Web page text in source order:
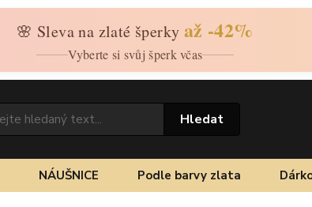
🌸 Sleva na zlaté šperky až -42%
Vyberte si svůj šperk včas
Hledat
NÁUŠNICE Podle barvy zlata